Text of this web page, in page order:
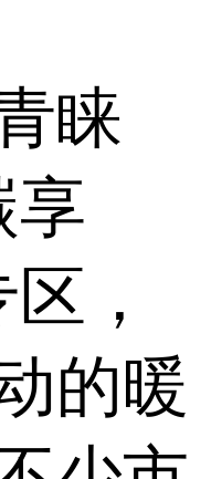
睐
享
，
的暖